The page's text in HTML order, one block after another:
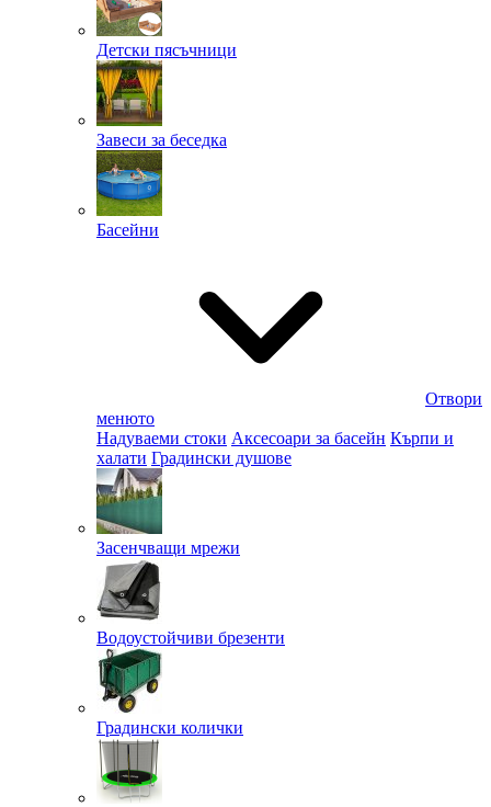
Детски пясъчници
Завеси за беседка
Басейни
Отвори
менюто
Надуваеми стоки Аксесоари за басейн Кърпи и
халати Градински душове
Засенчващи мрежи
Водоустойчиви брезенти
Градински колички